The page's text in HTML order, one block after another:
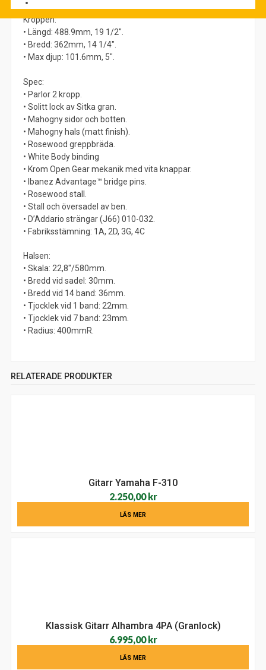
Kroppen:
• Längd: 488.9mm, 19 1/2″.
• Bredd: 362mm, 14 1/4″.
• Max djup: 101.6mm, 5″.
Spec:
• Parlor 2 kropp.
• Solitt lock av Sitka gran.
• Mahogny sidor och botten.
• Mahogny hals (matt finish).
• Rosewood greppbräda.
• White Body binding
• Krom Open Gear mekanik med vita knappar.
• Ibanez Advantage™ bridge pins.
• Rosewood stall.
• Stall och översadel av ben.
• D’Addario strängar (J66) 010-032.
• Fabriksstämning: 1A, 2D, 3G, 4C
Halsen:
• Skala: 22,8″/580mm.
• Bredd vid sadel: 30mm.
• Bredd vid 14 band: 36mm.
• Tjocklek vid 1 band: 22mm.
• Tjocklek vid 7 band: 23mm.
• Radius: 400mmR.
RELATERADE PRODUKTER
Gitarr Yamaha F-310
2.250,00kr
LÄS MER
Klassisk Gitarr Alhambra 4PA (Granlock)
6.995,00kr
LÄS MER